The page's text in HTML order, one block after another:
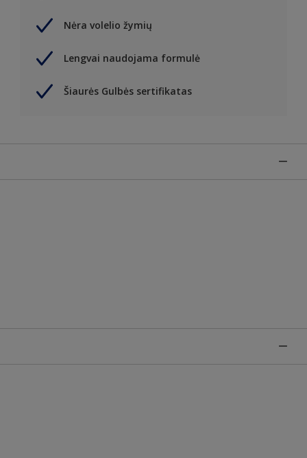
Nėra volelio žymių
Lengvai naudojama formulė
Šiaurės Gulbės sertifikatas